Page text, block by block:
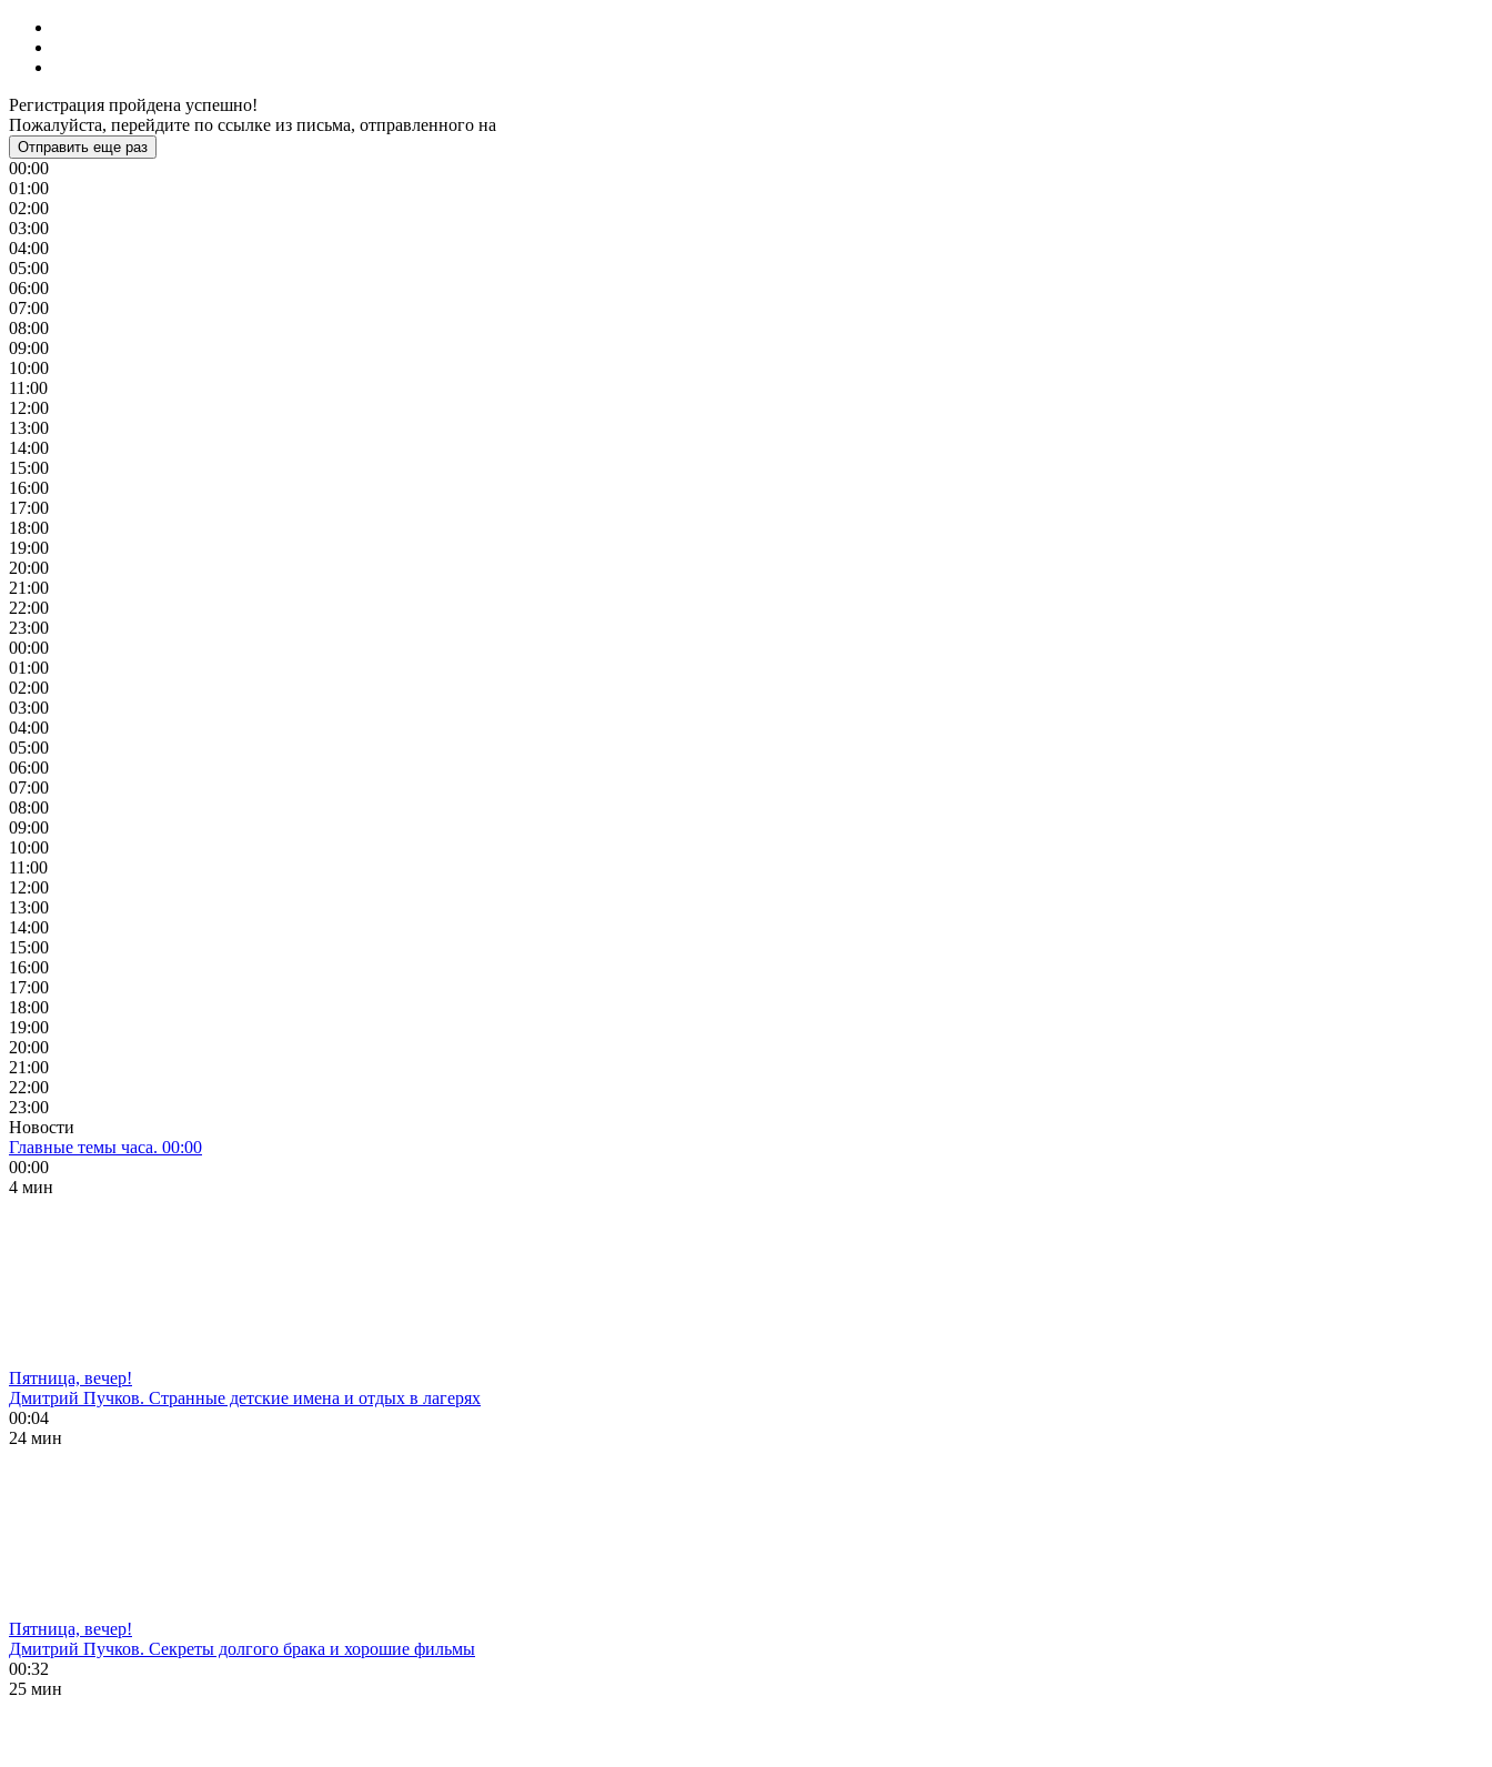
Регистрация пройдена успешно!
Пожалуйста, перейдите по ссылке из письма, отправленного на
Отправить еще раз
00:00
01:00
02:00
03:00
04:00
05:00
06:00
07:00
08:00
09:00
10:00
11:00
12:00
13:00
14:00
15:00
16:00
17:00
18:00
19:00
20:00
21:00
22:00
23:00
00:00
01:00
02:00
03:00
04:00
05:00
06:00
07:00
08:00
09:00
10:00
11:00
12:00
13:00
14:00
15:00
16:00
17:00
18:00
19:00
20:00
21:00
22:00
23:00
Новости
Главные темы часа. 00:00
00:00
4 мин
Пятница, вечер!
Дмитрий Пучков. Странные детские имена и отдых в лагерях
00:04
24 мин
Пятница, вечер!
Дмитрий Пучков. Секреты долгого брака и хорошие фильмы
00:32
25 мин